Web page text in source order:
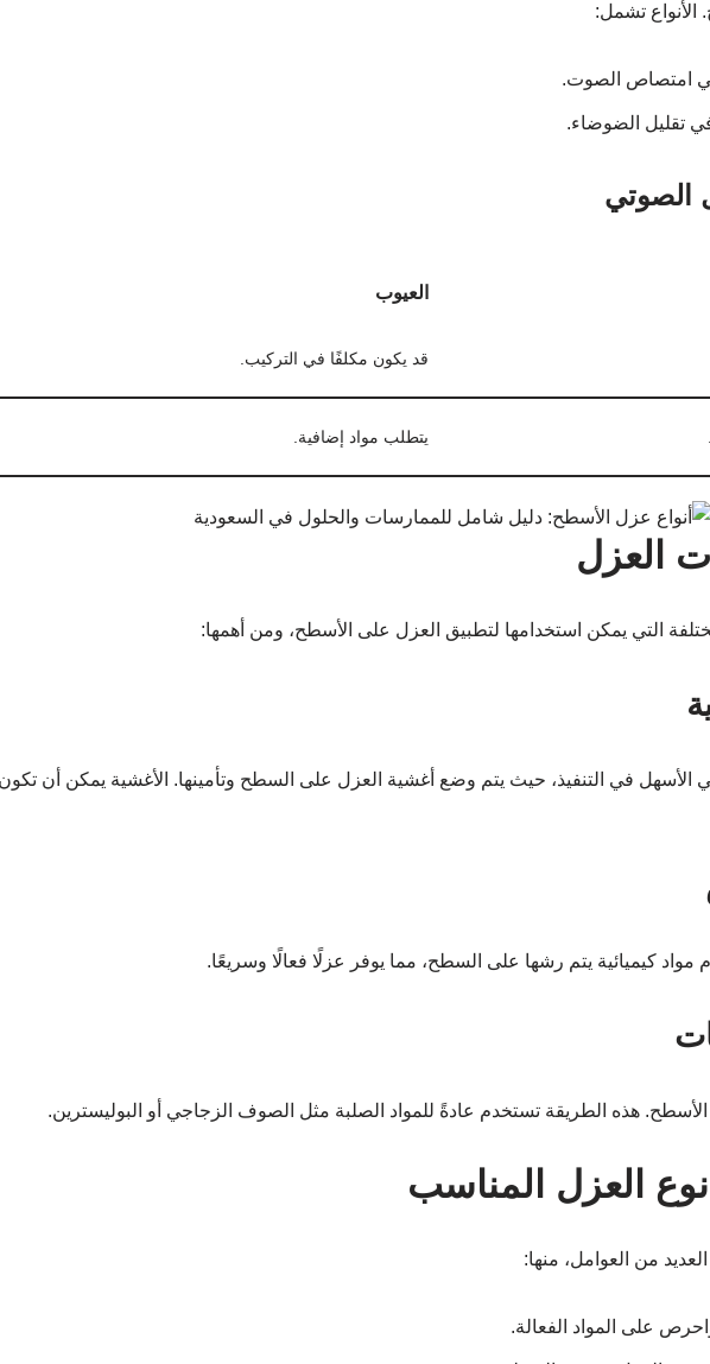
الأنواع تشمل:
امتصاص الصوت.
تقليل الضوضاء.
الصوتي
العيوب
قد يكون مكلفًا في التركيب.
يتطلب مواد إضافية.
العزل
التي يمكن استخدامها لتطبيق العزل على الأسطح، ومن أهمها:
الأسهل في التنفيذ، حيث يتم وضع أغشية العزل على السطح وتأمينها. الأغشية يمكن أن تكون
كيميائية يتم رشها على السطح، مما يوفر عزلًا فعالًا وسريعًا.
هذه الطريقة تستخدم عادةً للمواد الصلبة مثل الصوف الزجاجي أو البوليسترين.
نوع العزل المناسب
من العوامل، منها:
على المواد الفعالة.